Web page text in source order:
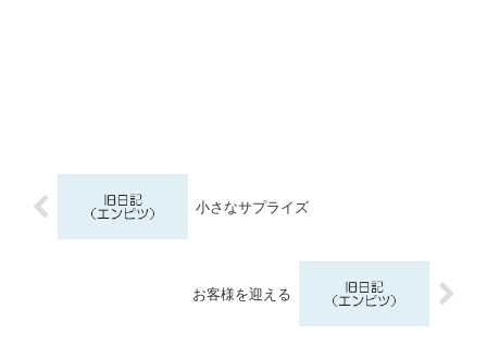
小さなサプライズ
お客様を迎える